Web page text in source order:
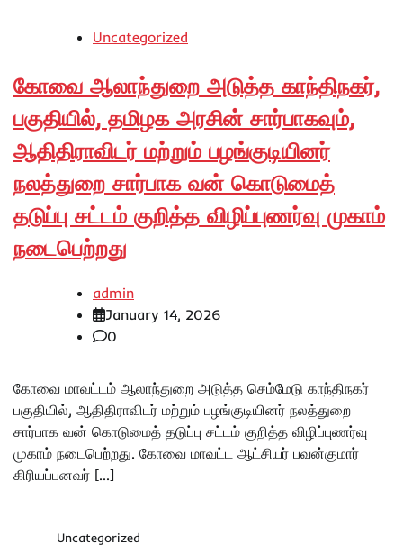
Uncategorized
கோவை ஆலாந்துறை அடுத்த காந்திநகர்,
பகுதியில், தமிழக அரசின் சார்பாகவும்,
ஆதிதிராவிடர் மற்றும் பழங்குடியினர்
நலத்துறை சார்பாக வன் கொடுமைத்
தடுப்பு சட்டம் குறித்த விழிப்புணர்வு முகாம்
நடைபெற்றது
admin
January 14, 2026
0
கோவை மாவட்டம் ஆலாந்துறை அடுத்த செம்மேடு காந்திநகர்
பகுதியில், ஆதிதிராவிடர் மற்றும் பழங்குடியினர் நலத்துறை
சார்பாக வன் கொடுமைத் தடுப்பு சட்டம் குறித்த விழிப்புணர்வு
முகாம் நடைபெற்றது. கோவை மாவட்ட ஆட்சியர் பவன்குமார்
கிரியப்பனவர் […]
Uncategorized